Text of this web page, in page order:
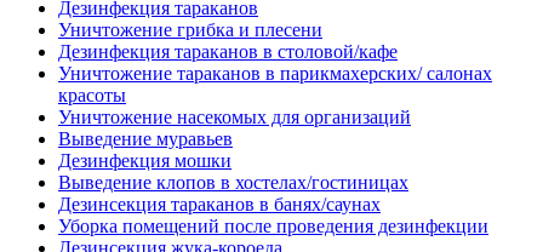
Дезинфекция тараканов
Уничтожение грибка и плесени
Дезинфекция тараканов в столовой/кафе
Уничтожение тараканов в парикмахерских/ салонах
красоты
Уничтожение насекомых для организаций
Выведение муравьев
Дезинфекция мошки
Выведение клопов в хостелах/гостиницах
Дезинсекция тараканов в банях/саунах
Уборка помещений после проведения дезинфекции
Дезинсекция жука-короеда